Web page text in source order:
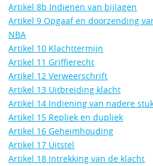
Artikel 8b Indienen van bijlagen
Artikel 9 Opgaaf en doorzending
NBA
Artikel 10 Klachttermijn
Artikel 11 Griffierecht
Artikel 12 Verweerschrift
Artikel 13 Uitbreiding klacht
Artikel 14 Indiening van nadere
Artikel 15 Repliek en dupliek
Artikel 16 Geheimhouding
Artikel 17 Uitstel
Artikel 18 Intrekking van de klacht